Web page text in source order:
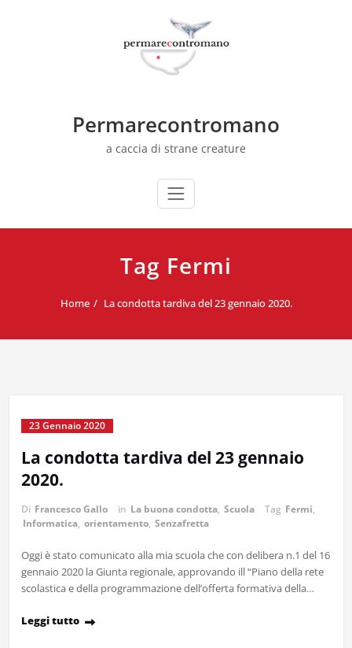
Permarecontromano
a caccia di strane creature
Tag Fermi
Home La condotta tardiva del 23 gennaio 2020.
23 Gennaio 2020
La condotta tardiva del 23 gennaio
2020.
Di Francesco Gallo in La buona condotta, Scuola Tag Fermi,
Informatica, orientamento, Senzafretta
Oggi è stato comunicato alla mia scuola che con delibera n.1 del 16
gennaio 2020 la Giunta regionale, approvando ill “Piano della rete
scolastica e della programmazione dell’offerta formativa della…
Leggi tutto